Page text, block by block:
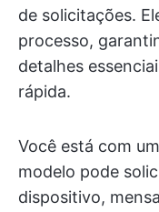
de solicitações.
processo,
detalhes
rápida.
Você está com
modelo pode
dispositivo,